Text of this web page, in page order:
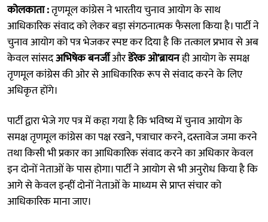
कोलकाता :तृणमूल कांग्रेस ने भारतीय चुनाव आयोग के साथ
आधिकारिक संवाद को लेकर बड़ा संगठनात्मक फैसला किया है। पार्टी ने
चुनाव आयोग को पत्र भेजकर स्पष्ट कर दिया है कि तत्काल प्रभाव से अब
केवल सांसदअभिषेक बनर्जीऔरडेरेक ओ'ब्रायनही आयोग के समक्ष
तृणमूल कांग्रेस की ओर से आधिकारिक रूप से संवाद करने के लिए
अधिकृत होंगे।
पार्टी द्वारा भेजे गए पत्र में कहा गया है कि भविष्य में चुनाव आयोग के
समक्ष तृणमूल कांग्रेस का पक्ष रखने, पत्राचार करने, दस्तावेज जमा करने
तथा किसी भी प्रकार का आधिकारिक संवाद करने का अधिकार केवल
इन दोनों नेताओं के पास होगा। पार्टी ने आयोग से भी अनुरोध किया है कि
आगे से केवल इन्हीं दोनों नेताओं के माध्यम से प्राप्त संचार को
आधिकारिक माना जाए।